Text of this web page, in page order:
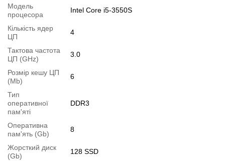
2.Збільшення розміру HDD абокомплектація SSD
Ви можете розширити строк гарантії на
Можлива також комплектація
Для цього додайте в корзину відповідну позицію з розділу
"Аксесуари
Специфікація, тести та технічні звіти
Специфікація процесора:
Тестування процесора:Intel Core i5-3550S
Специфікація монітора:
Модель
процесора
Intel Core i5-3550S
Кількість ядер
ЦП
4
Тактова частота
ЦП (GHz)
3.0
Розмір кешу ЦП
(Mb)
6
Тип
оперативної
пам'яті
DDR3
Оперативна
пам'ять (Gb)
8
Жорсткий диск
(Gb)
128 SSD